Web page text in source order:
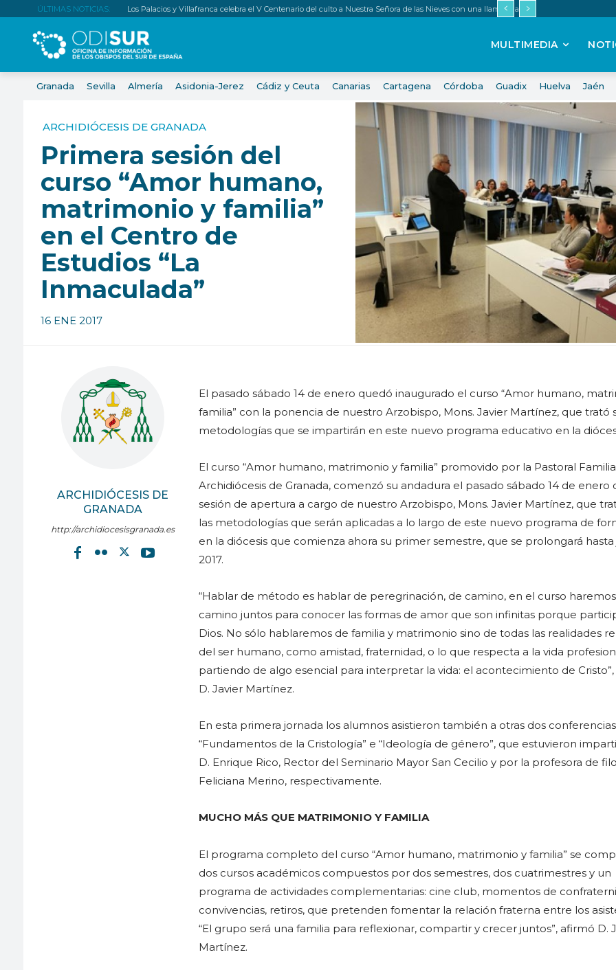
ÚLTIMAS NOTICIAS: Los Palacios y Villafranca celebra el V Centenario del culto a Nuestra Señora de las Nieves con una llamada a renovar la fe
MULTIMEDIA
Granada Sevilla Almería Asidonia-Jerez Cádiz y Ceuta Canarias Cartagena Córdoba Guadix Huelva Jaén
ARCHIDIÓCESIS DE GRANADA
Primera sesión del
curso “Amor humano,
matrimonio y familia”
en el Centro de
Estudios “La
Inmaculada”
16 ENE 2017
ARCHIDIÓCESIS DE
GRANADA
http://archidiocesisgranada.es
El pasado sábado 14 de enero quedó inaugurado el curso “Amor humano,
familia” con la ponencia de nuestro Arzobispo, Mons. Javier Martínez, que trató
metodologías que se impartirán en este nuevo programa educativo en la
El curso “Amor humano, matrimonio y familia” promovido por la Pastoral
Archidiócesis de Granada, comenzó su andadura el pasado sábado 14 de enero
sesión de apertura a cargo de nuestro Arzobispo, Mons. Javier Martínez, que
las metodologías que serán aplicadas a lo largo de este nuevo programa de
en la diócesis que comienza ahora su primer semestre, que se prolongará
2017.
“Hablar de método es hablar de peregrinación, de camino, en el curso
camino juntos para conocer las formas de amor que son infinitas porque
Dios. No sólo hablaremos de familia y matrimonio sino de todas las realidades
del ser humano, como amistad, fraternidad, o lo que respecta a la vida
partiendo de algo esencial para interpretar la vida: el acontecimiento de
D. Javier Martínez.
En esta primera jornada los alumnos asistieron también a otras dos
“Fundamentos de la Cristología” e “Ideología de género”, que estuvieron
D. Enrique Rico, Rector del Seminario Mayor San Cecilio y por la profesora de
Feliciana Merino, respectivamente.
MUCHO MÁS QUE MATRIMONIO Y FAMILIA
El programa completo del curso “Amor humano, matrimonio y familia” se
dos cursos académicos compuestos por dos semestres, dos cuatrimestres y un
programa de actividades complementarias: cine club, momentos de
convivencias, retiros, que pretenden fomentar la relación fraterna entre los
“El grupo será una familia para reflexionar, compartir y crecer juntos”, afirmó D.
Martínez.